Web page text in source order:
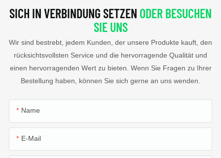
SICH IN VERBINDUNG SETZEN ODER BESUCHEN
SIE UNS
Wir sind bestrebt, jedem Kunden, der unsere Produkte kauft, den
rücksichtsvollsten Service und die hervorragende Qualität und
einen hervorragenden Wert zu bieten. Wenn Sie Fragen zu Ihrer
Bestellung haben, können Sie sich gerne an uns wenden.
Name
E-Mail